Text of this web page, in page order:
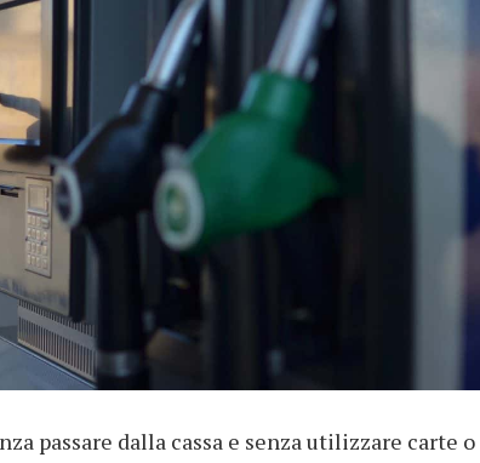
passare dalla cassa e senza utilizzare carte o